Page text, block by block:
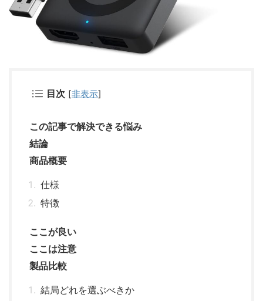
目次 [非表示]
この記事で解決できる悩み
結論
商品概要
仕様
特徴
ここが良い
ここは注意
製品比較
結局どれを選ぶべきか